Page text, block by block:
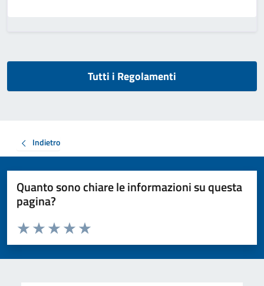
Tutti i Regolamenti
Indietro
Quanto sono chiare le informazioni su questa
pagina?
Valuta da 1 a 5 stelle la pagina
Valuta 5 stelle su 5
Valuta 4 stelle su 5
Valuta 3 stelle su 5
Valuta 2 stelle su 5
Valuta 1 stelle su 5